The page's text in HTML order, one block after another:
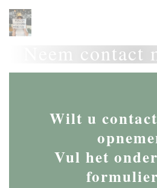
Cookies beheer paneel
Neem contact
Wilt u
Vul het